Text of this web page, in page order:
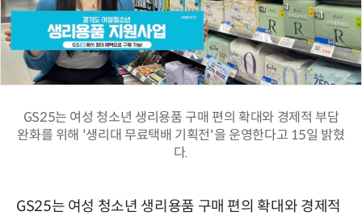
GS25는 여성 청소년 생리용품 구매 편의 확대와 경제적 부담
완화를 위해 '생리대 무료택배 기획전'을 운영한다고 15일 밝혔
다.
GS25는 여성 청소년 생리용품 구매 편의 확대와 경제적